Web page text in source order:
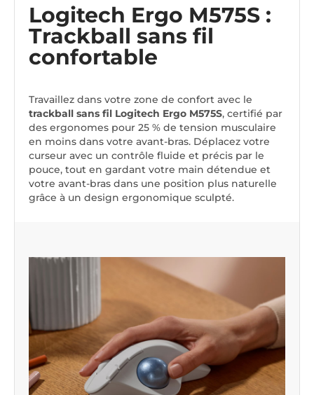
Logitech Ergo M575S :
Trackball sans fil
confortable
Travaillez dans votre zone de confort avec le
trackball sans fil Logitech Ergo M575S, certifié par
des ergonomes pour 25 % de tension musculaire
en moins dans votre avant-bras. Déplacez votre
curseur avec un contrôle fluide et précis par le
pouce, tout en gardant votre main détendue et
votre avant-bras dans une position plus naturelle
grâce à un design ergonomique sculpté.